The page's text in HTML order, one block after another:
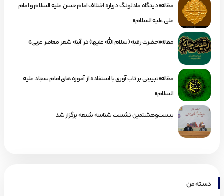
مقاله«دیدگاه مادلونگ درباره اختلاف امام حسن علیه السلام و امام
علی علیه السلام»
مقاله«حضرت رقیه (سلام الله علیها) در آینه شعر معاصر عربی»
مقاله«تبیینی بر تاب آوری با استفاده از آموزه های امام سجاد علیه
السلام»
بیست‌وهشتمین نشست شناسه شیعه برگزار شد
دسته من